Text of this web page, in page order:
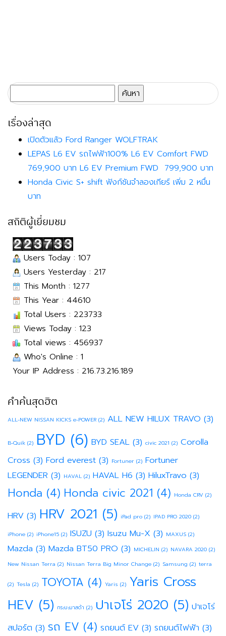
สำหรับ:
เรื่องล่าสุด
เปิดตัวแล้ว Ford Ranger WOLFTRAK
LEPAS L6 EV รถไฟฟ้า100% L6 EV Comfort FWD
769,900 บาท L6 EV Premium FWD 799,900 บาท
Honda Civic S+ shift ฟังก์ชันจำลองเกียร์ เพิ่ม 2 หมื่น
บาท
สถิติผู้เยี่ยมชม
Users Today : 107
Users Yesterday : 217
This Month : 1277
This Year : 44610
Total Users : 223733
Views Today : 123
Total views : 456937
Who's Online : 1
Your IP Address : 216.73.216.189
คำค้นสุดฮิต
ALL-NEW NISSAN KICKS e-POWER (2) ALL NEW HILUX TRAVO (3)
B-Quik (2) BYD (6) BYD SEAL (3) civic 2021 (2) Corolla
Cross (3) Ford everest (3) Fortuner (2) Fortuner
LEGENDER (3) HAVAL (2) HAVAL H6 (3) HiluxTravo (3)
Honda (4) Honda civic 2021 (4) Honda CRV (2)
HRV (3) HRV 2021 (5) iPad pro (2) IPAD PRO 2020 (2)
iPhone (2) iPhone15 (2) ISUZU (3) Isuzu Mu-X (3) MAXUS (2)
Mazda (3) Mazda BT50 PRO (3) MICHELIN (2) NAVARA 2020 (2)
New Nissan Terra (2) Nissan Terra Big Minor Change (2) Samsung (2) terra
(2) Tesla (2) TOYOTA (4) Yaris (2) Yaris Cross
HEV (5) กระบะมาสด้า (2) ปาเจโร่ 2020 (5) ปาเจโร่
สปอร์ต (3) รถ EV (4) รถยนต์ EV (3) รถยนต์ไฟฟ้า (3)